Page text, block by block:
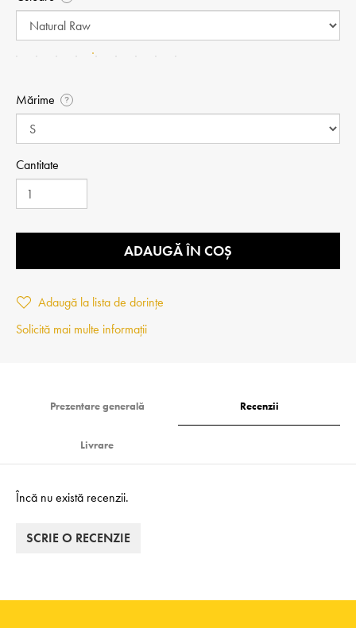
Mărime ?
Cantitate
ADAUGĂ ÎN COȘ
Adaugă la lista de dorințe
Solicită mai multe informații
Prezentare generală Recenzii
Livrare
Încă nu există recenzii.
SCRIE O RECENZIE